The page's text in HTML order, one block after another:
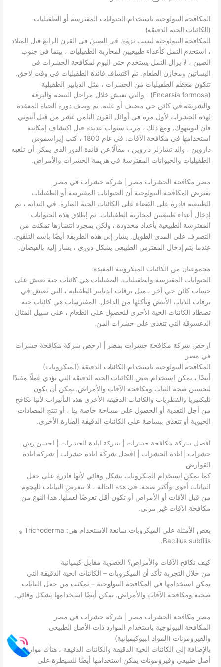
المكافحة البيولوجية باستخدام الحيوانات المفترسة أو الطفيليات
(الكائنات الحية الدقيقة)
المكافحة البيولوجية ليست نزوة. في الصين في القرن الرابع قبل الميلاد
، استخدم النمل كأعداء طبيعيين لمحاربة الطفيليات ، بينما في جنوب
الصين ، لا يزال النمل يستخدم حتى اليوم لمكافحة الحشرات في
البساتين ومخازن الطعام. تم اكتشاف فائدة الطفيليات في وقت لاحق.
تتكون معظم الطفيليات من الحشرات ، مثل الدبابير الطفيلية
(Encarsia formosa) ، والتي تعيش خلال مراحل البيضة واليرقة
والشرنقة في كائن حي مضيف أو عليه. تم وصف دورة الحياة المعقدة
لهذه الحشرات لأول مرة في أوائل القرن الثامن عشر من قبل أنتوني
فان ليوينهوك. ومع ذلك ، مرت سنوات عديدة قبل اكتشاف إمكانية
استخدامها في مكافحة الآفات. في عام 1800 ، كتب إيراسموس
داروين ، والد تشارلز داروين ، مقالًا عن فائدة الدور الذي يمكن أن تلعبه
الطفيليات والحيوانات المفترسة في هزيمة الحشرات والأمراض.
مصر مكافحة الحشرات مصر | شركة حشرات في مصر
تفترض المكافحة البيولوجية أن الحيوانات المفترسة أو الطفيليات
الطبيعية قادرة على القضاء على الكائنات الحية الضارة. في البداية ، تم
إدخال أعداء طبيعيين لمحاربة الطفيليات. تم إطلاق هذه الحيوانات
المفترسة الطبيعية بأعداد محدودة ، ولكن بمجرد انتشارها تمكنت من
التصرف على المدى الطويل. يشار إلى هذه الطريقة أيضًا باسم التلقيح.
عندما يتم إدخال المفترس الطبيعي بشكل دوري ، يشار إليه بالفيضان.
مجموعتان من الكائنات الميكروبية المفيدة:
الحيوانات المفترسة والطفيليات. الطفيليات هي كائنات حية تعيش على
حساب كائن حي آخر ، مثل يرقات الدبابير الطفيلية ، التي تعيش في
يرقات الذباب الأبيض وتأكلها من الداخل. المفترسات هي كائنات حية
تصطاد الكائنات الحية الأخرى للحصول على الطعام ، على سبيل المثال
الدعسوقة التي تتغذى على حشرات المن.
ارخص شركة مكافحة حشرات بمصر | ارخص شركة مكافحة حشرات
في مصر
المكافحة البيولوجية باستخدام الكائنات الدقيقة (الميكروبات)
أيضًا ، يمكن استخدام بعض الكائنات الحية الدقيقة التي تؤدي عملًا مفيدًا
لتحسين صحة النبات ومكافحة الآفات والأمراض. يمكن أن يكون
للبكتيريا والفطريات والكائنات الدقيقة الأخرى هذه التأثيرات لأنها تكافح
من أجل التغذية أو الحصول على مساحة خاصة بها ، أو تنتج المضادات
الحيوية أو تتغذى ببساطة على الكائنات الدقيقة الضارة الأخرى.
افضل شركة مكافحة حشرات | شركة ابادة الحشرات | احسن رش
حشرات | ابادة الحشرات | افضل شركة ابادة حشرات | شركة ابادة
القوارض
كما يمكن استخدام الميكروبات بشكل وقائي لأنها قادرة على جعل
النباتات أقوى وأكثر صحة. في هذه الحالة ، لا تتعرض النباتات للهجوم
من قبل الآفات أو الأمراض أو تكون أقل تعرضًا لعملها. هذا النوع من
مكافحة الآفات غير مرئي.
بعض الأمثلة على الميكروبات شائعة الاستخدام هي: Trichoderma و
Bacillus subtilis.
كيف نكافح الآفات والأمراض؟ العضوية مقابل كيميائية
من خلال التجربة تأكد أن الميكروبات – الكائنات الحية الدقيقة التي
يمكن استخدامها في المكافحة البيولوجية – تمكنت من جعل النباتات
صحية ومكافحة الآفات والأمراض. يمكن أيضًا استخدامها بشكل وقائي.
مصر مكافحة الحشرات مصر | شركة حشرات في مصر
المكافحة البيولوجية باستخدام الموارد ذات الأصل الطبيعي
والفيرومونات (المواد البيوكيميائية)
بالإضافة إلى الكائنات الحية الدقيقة والكائنات الدقيقة ، هناك موارد من
أصل طبيعي وفيرومونات يمكن استخدامها أيضًا للسيطرة على